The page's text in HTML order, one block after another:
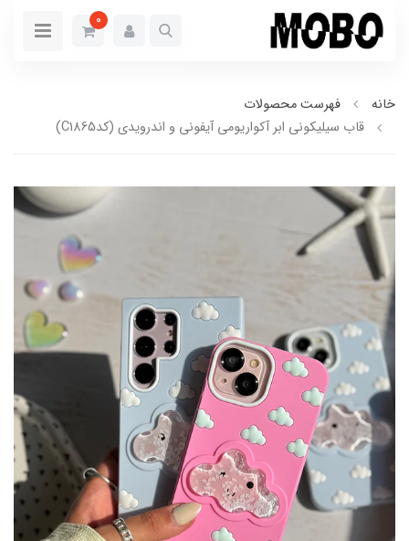
0
خانه
فهرست محصولات
قاب سیلیکونی ابر آکواریومی آیفونی و اندرویدی (کدC1865)